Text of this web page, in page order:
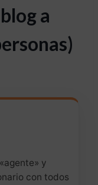
a
y
con todos